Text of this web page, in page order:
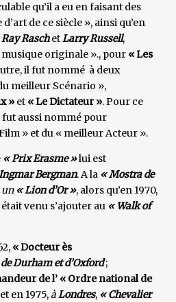
qu’il a eu en faisant des
de ce siècle », ainsi qu’en
Ray RaschetLarry Russell,
musique originale »., pour « Les
il fut nommé à deux
meilleur Scénario »,
» et « Le Dictateur ». Pour ce
aussi nommé pour
» et du « meilleur Acteur ».
« Prix Erasme »lui est
Bergman. A la « Mostra de
un « Lion d’Or », alors qu’en 1970,
venu s’ajouter au « Walk of
« Docteur ès
Durham et d’Oxford;
de l’ « Ordre national de
en 1975,àLondres, « Chevalier